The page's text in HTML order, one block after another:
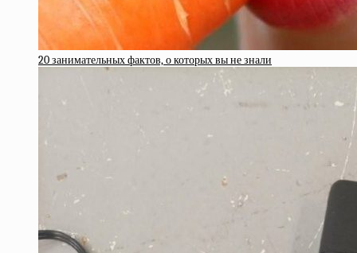
20 занимательных фактов, о которых вы не знали